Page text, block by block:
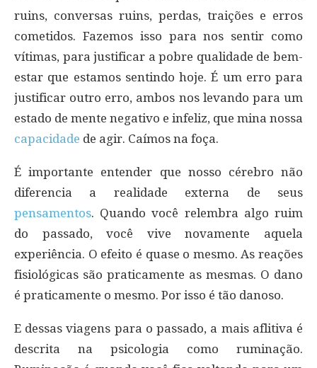
ruins, conversas ruins, perdas, traições e erros
cometidos. Fazemos isso para nos sentir como
vítimas, para justificar a pobre qualidade de bem-
estar que estamos sentindo hoje. É um erro para
justificar outro erro, ambos nos levando para um
estado de mente negativo e infeliz, que mina nossa
capacidade de agir. Caímos na foça.
É importante entender que nosso cérebro não
diferencia a realidade externa de seus
pensamentos. Quando você relembra algo ruim
do passado, você vive novamente aquela
experiência. O efeito é quase o mesmo. As reações
fisiológicas são praticamente as mesmas. O dano
é praticamente o mesmo. Por isso é tão danoso.
E dessas viagens para o passado, a mais aflitiva é
descrita na psicologia como ruminação.